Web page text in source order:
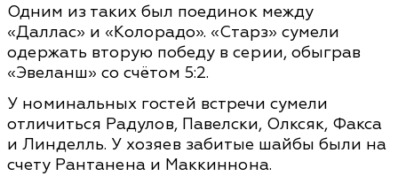
Одним из таких был поединок между
«Даллас» и «Колорадо». «Старз» сумели
одержать вторую победу в серии, обыграв
«Эвеланш» со счётом 5:2.
У номинальных гостей встречи сумели
отличиться Радулов, Павелски, Олксяк, Факса
и Линделль. У хозяев забитые шайбы были на
счету Рантанена и Маккиннона.